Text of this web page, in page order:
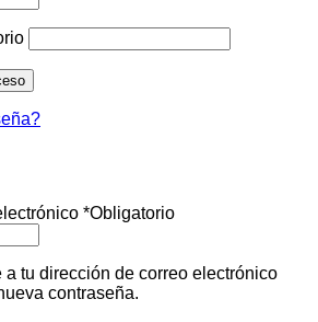
*Obligatorio
tu dirección de correo electrónico
contraseña.